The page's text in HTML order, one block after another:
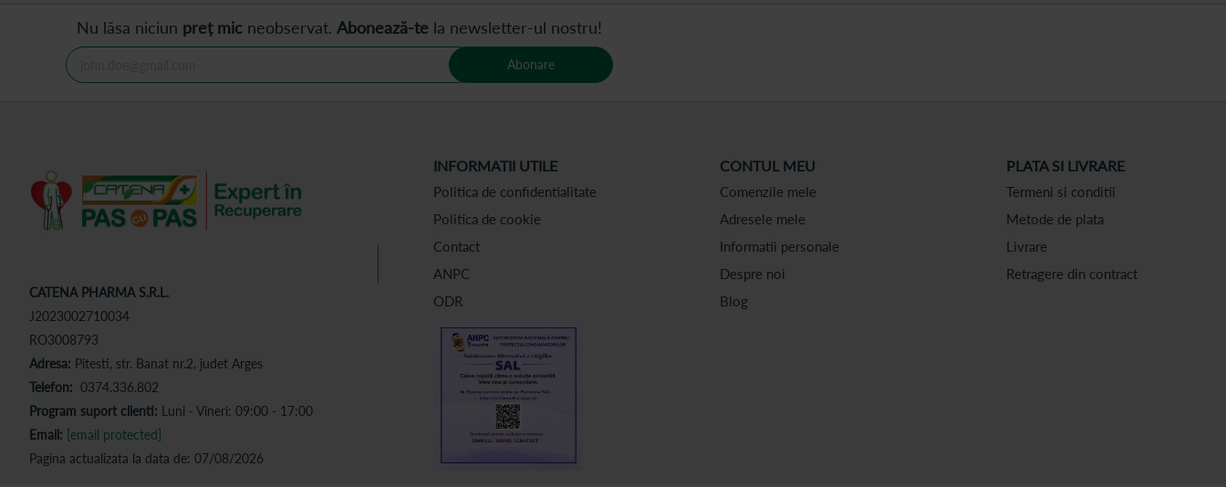
Nu lăsa niciun preț mic neobservat. Abonează-te la newsletter-ul nostru!
Abonare
CATENA PHARMA S.R.L.
J2023002710034
RO3008793
Adresa: Pitesti, str. Banat nr.2, judet Arges
Telefon: 0374.336.802
Program suport clienti: Luni - Vineri: 09:00 - 17:00
Email: [email protected]
Pagina actualizata la data de: 07/08/2026
INFORMATII UTILE
Politica de confidentialitate
Politica de cookie
Contact
ANPC
ODR
CONTUL MEU
Comenzile mele
Adresele mele
Informatii personale
Despre noi
Blog
PLATA SI LIVRARE
Termeni si conditii
Metode de plata
Livrare
Retragere din contract